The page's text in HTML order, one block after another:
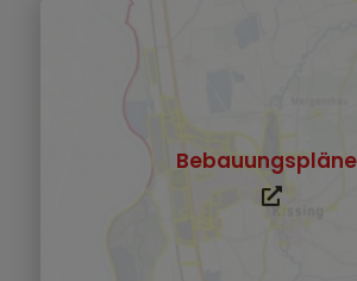
Bebauungspläne